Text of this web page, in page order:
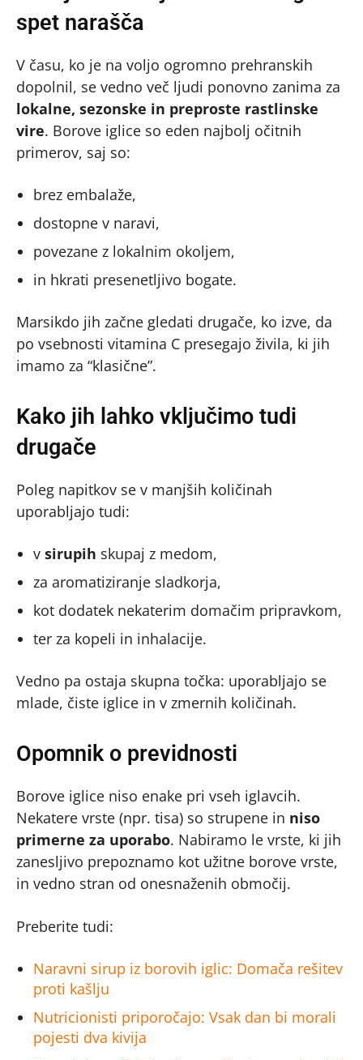
spet narašča
V času, ko je na voljo ogromno prehranskih
dopolnil, se vedno več ljudi ponovno zanima za
lokalne, sezonske in preproste rastlinske
vire. Borove iglice so eden najbolj očitnih
primerov, saj so:
brez embalaže,
dostopne v naravi,
povezane z lokalnim okoljem,
in hkrati presenetljivo bogate.
Marsikdo jih začne gledati drugače, ko izve, da
po vsebnosti vitamina C presegajo živila, ki jih
imamo za “klasične”.
Kako jih lahko vključimo tudi
drugače
Poleg napitkov se v manjših količinah
uporabljajo tudi:
v sirupih skupaj z medom,
za aromatiziranje sladkorja,
kot dodatek nekaterim domačim pripravkom,
ter za kopeli in inhalacije.
Vedno pa ostaja skupna točka: uporabljajo se
mlade, čiste iglice in v zmernih količinah.
Opomnik o previdnosti
Borove iglice niso enake pri vseh iglavcih.
Nekatere vrste (npr. tisa) so strupene in niso
primerne za uporabo. Nabiramo le vrste, ki jih
zanesljivo prepoznamo kot užitne borove vrste,
in vedno stran od onesnaženih območij.
Preberite tudi:
Naravni sirup iz borovih iglic: Domača rešitev
proti kašlju
Nutricionisti priporočajo: Vsak dan bi morali
pojesti dva kivija